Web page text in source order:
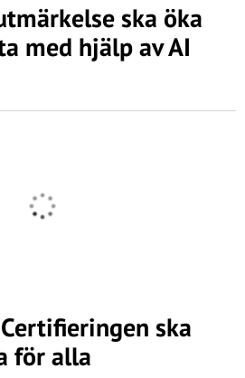
ska öka
med hjälp av AI
ska
för alla